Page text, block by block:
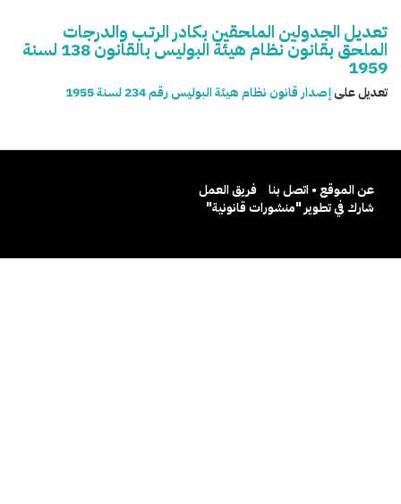
تعديل الجدولين الملحقين بكادر الرتب والدرجات
الملحق بقانون نظام هيئة البوليس بالقانون 138 لسنة
1959
تعديل علىإصدار قانون نظام هيئة البوليس رقم 234 لسنة 1955
عن الموقع • اتصل بنا
فريق العمل
شارك في تطوير "منشورات قانونية"